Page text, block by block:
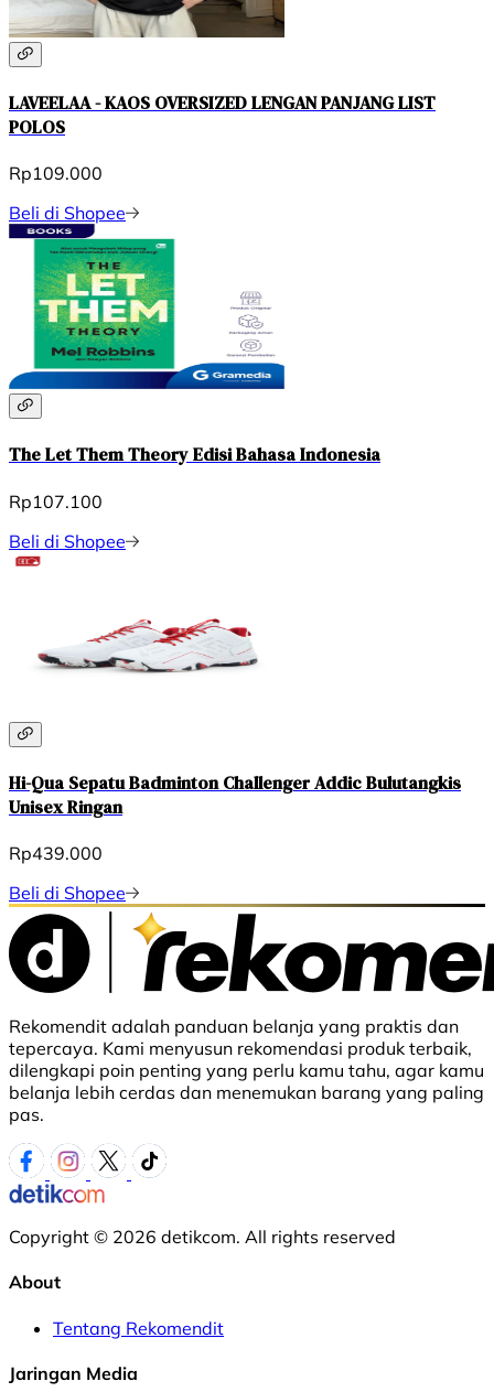
LAVEELAA - KAOS OVERSIZED LENGAN PANJANG LIST
POLOS
Rp109.000
Beli di Shopee
The Let Them Theory Edisi Bahasa Indonesia
Rp107.100
Beli di Shopee
Hi-Qua Sepatu Badminton Challenger Addic Bulutangkis
Unisex Ringan
Rp439.000
Beli di Shopee
Rekomendit adalah panduan belanja yang praktis dan
tepercaya. Kami menyusun rekomendasi produk terbaik,
dilengkapi poin penting yang perlu kamu tahu, agar kamu
belanja lebih cerdas dan menemukan barang yang paling
pas.
Copyright © 2026 detikcom. All rights reserved
About
Tentang Rekomendit
Jaringan Media